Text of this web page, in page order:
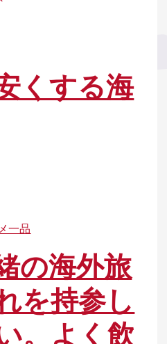
くする海
一品
の海外旅
を持参し
。よく飲